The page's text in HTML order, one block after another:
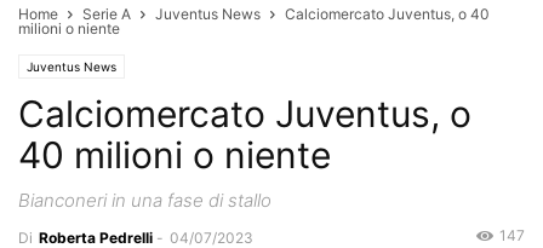
Home Serie A Juventus News
Calciomercato Juventus, o 40
milioni o niente
Juventus News
Calciomercato Juventus, o
40 milioni o niente
Bianconeri in una fase di stallo
Di Roberta Pedrelli - 04/07/2023 147